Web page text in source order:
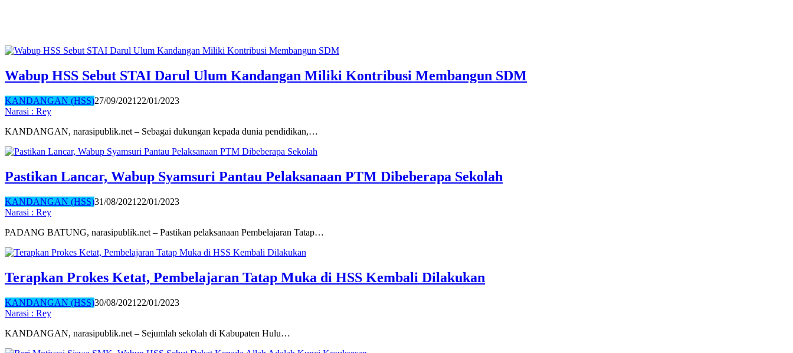
Wabup HSS Sebut STAI Darul Ulum Kandangan Miliki Kontribusi Membangun SDM
KANDANGAN (HSS)27/09/2021 22/01/2023
Narasi : Rey
KANDANGAN, narasipublik.net – Sebagai dukungan kepada dunia pendidikan,…
Pastikan Lancar, Wabup Syamsuri Pantau Pelaksanaan PTM Dibeberapa Sekolah
KANDANGAN (HSS)31/08/2021 22/01/2023
Narasi : Rey
PADANG BATUNG, narasipublik.net – Pastikan pelaksanaan Pembelajaran Tatap…
Terapkan Prokes Ketat, Pembelajaran Tatap Muka di HSS Kembali Dilakukan
KANDANGAN (HSS)30/08/2021 22/01/2023
Narasi : Rey
KANDANGAN, narasipublik.net – Sejumlah sekolah di Kabupaten Hulu…